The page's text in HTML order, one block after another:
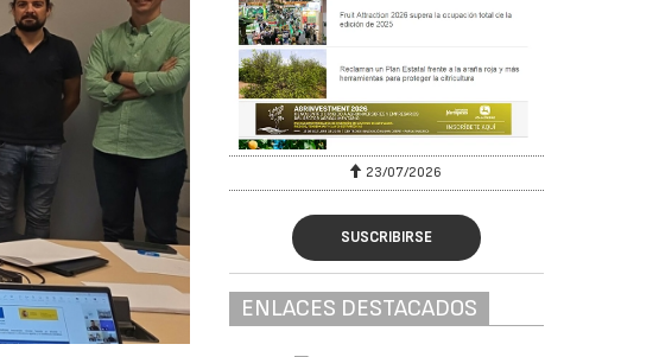
30/07/2026 23/07/2026
SUSCRIBIRSE
ENLACES DESTACADOS